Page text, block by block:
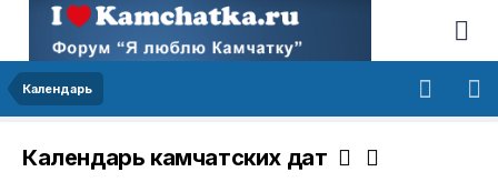
Календарь
Календарь камчатских дат